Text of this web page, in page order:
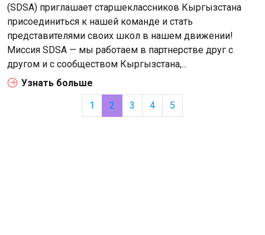
(SDSA) приглашает старшеклассников Кыргызстана
присоединиться к нашей команде и стать
представителями своих школ в нашем движении!
Миссия SDSA — мы работаем в партнерстве друг с
другом и с сообществом Кыргызстана,...
Узнать больше
1
2 3 4 5